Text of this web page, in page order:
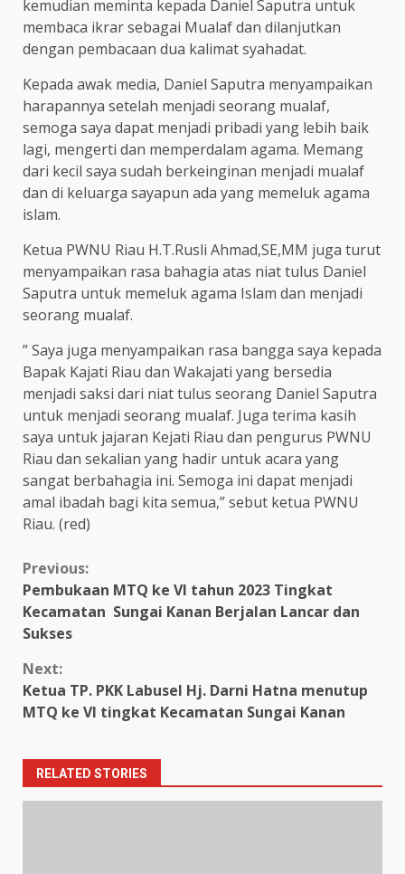
kemudian meminta kepada Daniel Saputra untuk
membaca ikrar sebagai Mualaf dan dilanjutkan
dengan pembacaan dua kalimat syahadat.
Kepada awak media, Daniel Saputra menyampaikan
harapannya setelah menjadi seorang mualaf,
semoga saya dapat menjadi pribadi yang lebih baik
lagi, mengerti dan memperdalam agama. Memang
dari kecil saya sudah berkeinginan menjadi mualaf
dan di keluarga sayapun ada yang memeluk agama
islam.
Ketua PWNU Riau H.T.Rusli Ahmad,SE,MM juga turut
menyampaikan rasa bahagia atas niat tulus Daniel
Saputra untuk memeluk agama Islam dan menjadi
seorang mualaf.
” Saya juga menyampaikan rasa bangga saya kepada
Bapak Kajati Riau dan Wakajati yang bersedia
menjadi saksi dari niat tulus seorang Daniel Saputra
untuk menjadi seorang mualaf. Juga terima kasih
saya untuk jajaran Kejati Riau dan pengurus PWNU
Riau dan sekalian yang hadir untuk acara yang
sangat berbahagia ini. Semoga ini dapat menjadi
amal ibadah bagi kita semua,” sebut ketua PWNU
Riau. (red)
Continue
Reading
Previous:
Pembukaan MTQ ke VI tahun 2023 Tingkat
Kecamatan Sungai Kanan Berjalan Lancar dan
Sukses
Next:
Ketua TP. PKK Labusel Hj. Darni Hatna menutup
MTQ ke VI tingkat Kecamatan Sungai Kanan
RELATED STORIES